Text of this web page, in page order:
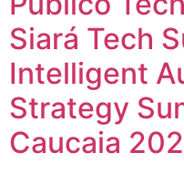
Siará Tech
Intelligent
Strategy
Caucaia